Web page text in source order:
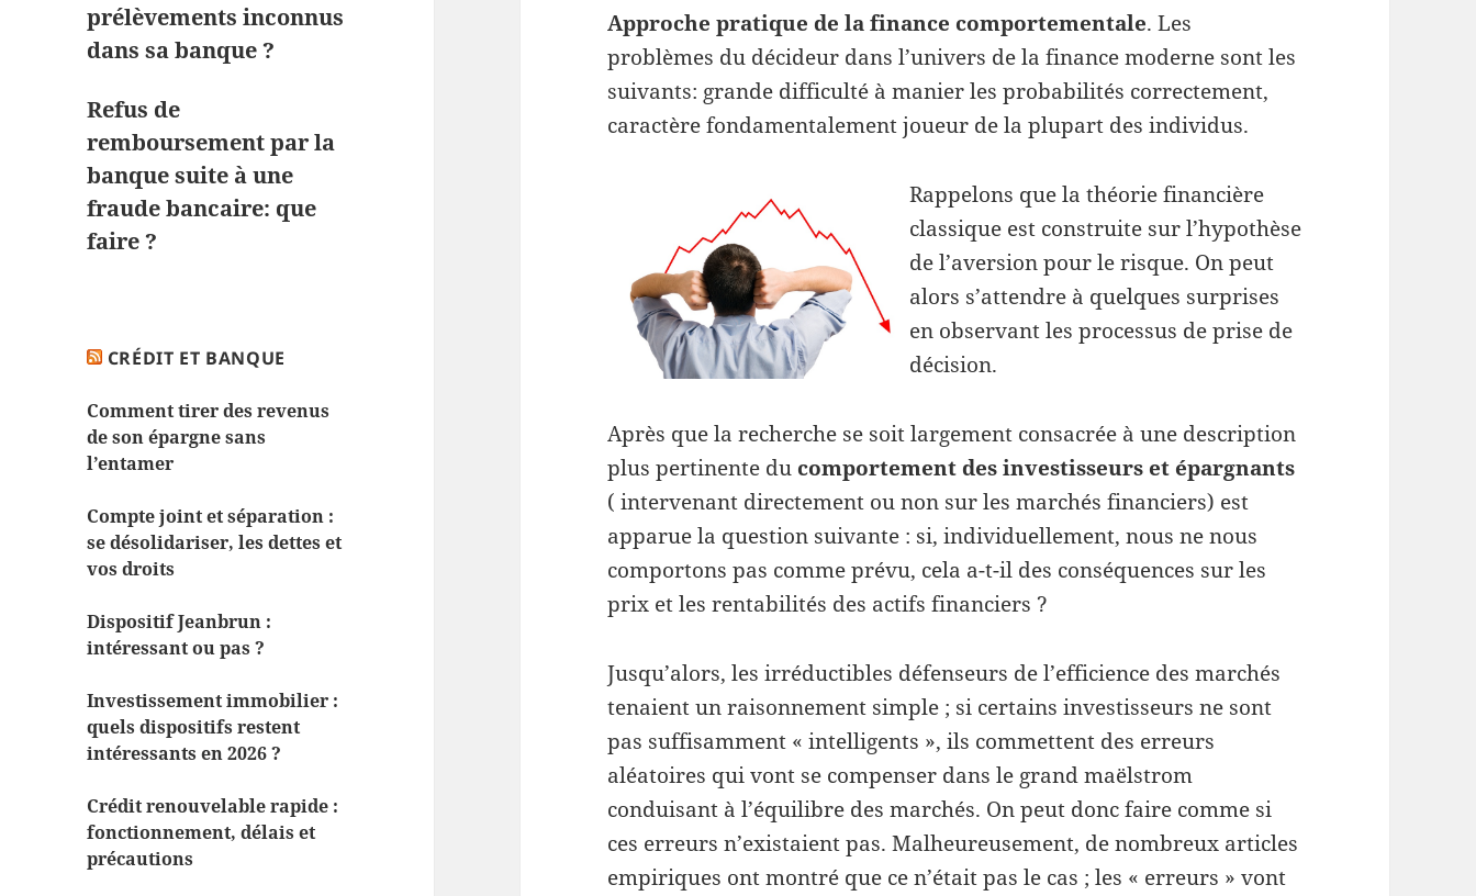
prélèvements inconnus
dans sa banque ?
Refus de
remboursement par la
banque suite à une
fraude bancaire: que
faire ?
CRÉDIT ET BANQUE
Comment tirer des revenus
de son épargne sans
l’entamer
Compte joint et séparation :
se désolidariser, les dettes et
vos droits
Dispositif Jeanbrun :
intéressant ou pas ?
Investissement immobilier :
quels dispositifs restent
intéressants en 2026 ?
Crédit renouvelable rapide :
fonctionnement, délais et
précautions
Approche pratique de la finance comportementale. Les
problèmes du décideur dans l’univers de la finance moderne sont les
suivants: grande difficulté à manier les probabilités correctement,
caractère fondamentalement joueur de la plupart des individus.
Rappelons que la théorie financière
classique est construite sur l’hypothèse
de l’aversion pour le risque. On peut
alors s’attendre à quelques surprises
en observant les processus de prise de
décision.
Après que la recherche se soit largement consacrée à une description
plus pertinente du comportement des investisseurs et épargnants
( intervenant directement ou non sur les marchés financiers) est
apparue la question suivante : si, individuellement, nous ne nous
comportons pas comme prévu, cela a-t-il des conséquences sur les
prix et les rentabilités des actifs financiers ?
Jusqu’alors, les irréductibles défenseurs de l’efficience des marchés
tenaient un raisonnement simple ; si certains investisseurs ne sont
pas suffisamment « intelligents », ils commettent des erreurs
aléatoires qui vont se compenser dans le grand maëlstrom
conduisant à l’équilibre des marchés. On peut donc faire comme si
ces erreurs n’existaient pas. Malheureusement, de nombreux articles
empiriques ont montré que ce n’était pas le cas ; les « erreurs » vont